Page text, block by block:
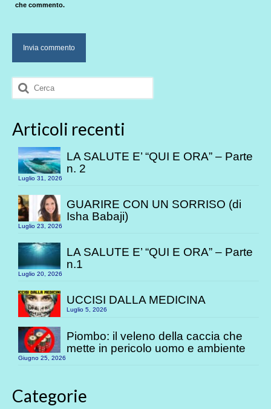
che commento.
Cerca:
Articoli recenti
LA SALUTE E’ “QUI E ORA” – Parte
n. 2
Luglio 31, 2026
GUARIRE CON UN SORRISO (di
Isha Babaji)
Luglio 23, 2026
LA SALUTE E’ “QUI E ORA” – Parte
n.1
Luglio 20, 2026
UCCISI DALLA MEDICINA
Luglio 5, 2026
Piombo: il veleno della caccia che
mette in pericolo uomo e ambiente
Giugno 25, 2026
Categorie